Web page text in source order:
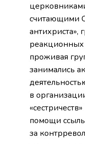
считающими
антихриста»,
реакционных
проживая
занимались
в
помощи
за